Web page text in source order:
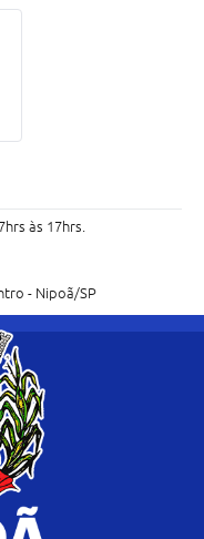
às 17hrs.
- Nipoã/SP